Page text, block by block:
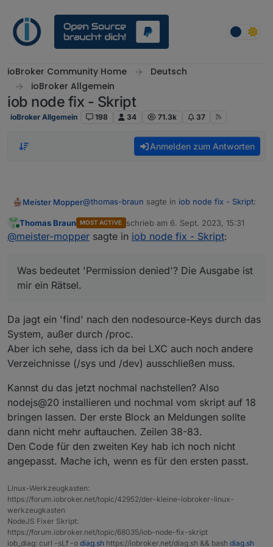
ioBroker Community Home
Deutsch
ioBroker Allgemein
iob node fix - Skript
ioBroker Allgemein 198 34 71.3k 37
Anmelden zum Antworten
Meister Mopper@thomas-braun sagte in iob node fix - Skript:
Da passiert nur, wenn die empfohlene
v18.17.2 würde das z. B. umgestellt. So
ein nodejs@16 oder 20. Dann wird ein
nodejs@18 installiert werden.
auf nodejs@16 hat nicht funktioniert aber die
Dann habe ich das Skript gestartet und ich
Recommended nodejs-version is: 18.17.1
Checking your installation now.
Your current setup is:
/usr/bin/node           v20.5.1
/usr/bin/npx            9.8.0
/usr/bin/corepack       0.19.0
nodejs:
  Version table:
Ein beherztessudo rebootergab das
erwartete Ergebnis.
thomas@iobroker:~$ nodejs -v
v18.17.1
deb [signed-
https://deb.nodesource.com/node_18.x
nodistro main
Was bedeutet 'Permission denied'? Die
Ausgabe ist mir ein Rätsel.
Online
Thomas Braun MOST ACTIVE schrieb am 6. Sept. 2023, 15:31
zuletzt editiert von
@meister-mopper sagte in iob node fix - Skript:
Was bedeutet 'Permission denied'? Die Ausgabe ist
mir ein Rätsel.
Da jagt ein 'find' nach den nodesource-Keys durch das
System, außer durch /proc.
Aber ich sehe, dass ich da bei LXC auch noch andere
Verzeichnisse (/sys und /dev) ausschließen muss.
Kannst du das jetzt nochmal nachstellen? Also
nodejs@20 installieren und nochmal vom skript auf 18
bringen lassen. Der erste Block an Meldungen sollte
dann nicht mehr auftauchen. Zeilen 38-83.
Den Code für den zweiten Key hab ich noch nicht
angepasst. Mache ich, wenn es für den ersten passt.
Linux-Werkzeugkasten:
https://forum.iobroker.net/topic/42952/der-kleine-iobroker-linux-
werkzeugkasten
NodeJS Fixer Skript:
https://forum.iobroker.net/topic/68035/iob-node-fix-skript
iob_diag: curl -sLf -o diag.sh https://iobroker.net/diag.sh && bash diag.sh